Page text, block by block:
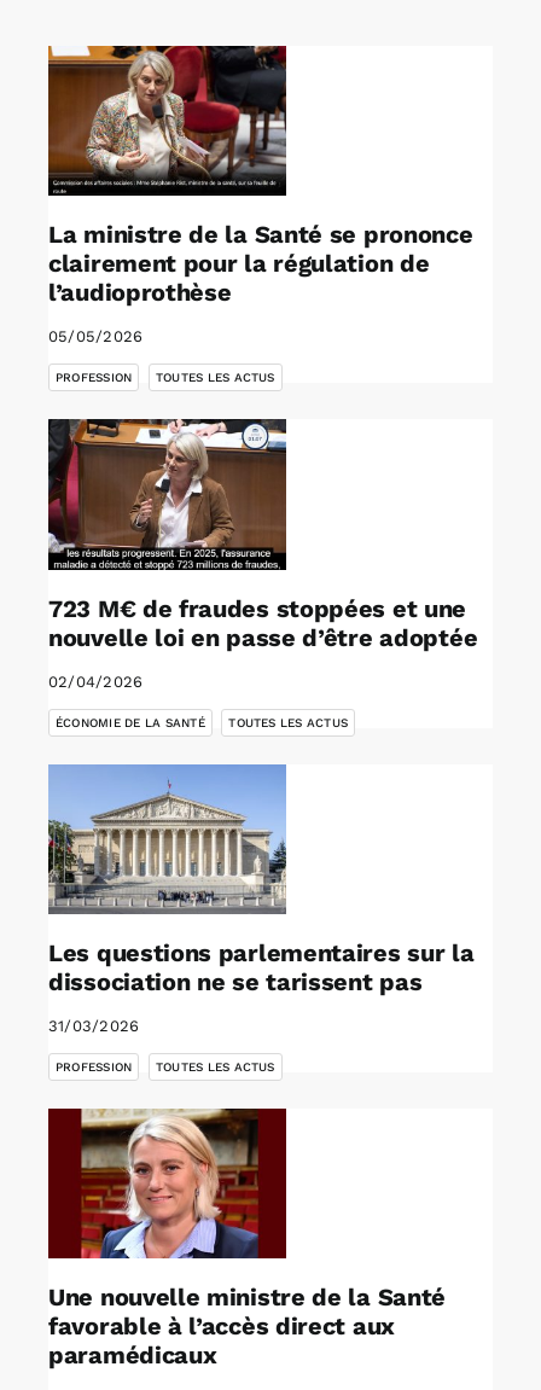
Rechercher:
Annonces emploi
La ministre de la Santé se prononce
clairement pour la régulation de
l’audioprothèse
05/05/2026
PROFESSION
,
TOUTES LES ACTUS
723 M€ de fraudes stoppées et une
nouvelle loi en passe d’être adoptée
02/04/2026
ÉCONOMIE DE LA SANTÉ TOUTES LES ACTUS
Les questions parlementaires sur la
dissociation ne se tarissent pas
31/03/2026
PROFESSION TOUTES LES ACTUS
Une nouvelle ministre de la Santé
favorable à l’accès direct aux
paramédicaux